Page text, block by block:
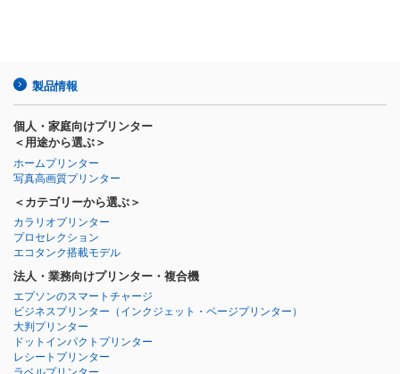
製品情報
個人・家庭向けプリンター
＜用途から選ぶ＞
ホームプリンター
写真高画質プリンター
＜カテゴリーから選ぶ＞
カラリオプリンター
プロセレクション
エコタンク搭載モデル
法人・業務向けプリンター・複合機
エプソンのスマートチャージ
ビジネスプリンター （インクジェット・ページプリンター）
大判プリンター
ドットインパクトプリンター
レシートプリンター